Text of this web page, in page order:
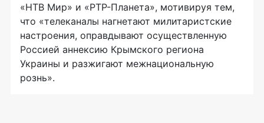
«НТВ Мир» и «РТР-Планета», мотивируя тем,
что «телеканалы нагнетают милитаристские
настроения, оправдывают осуществленную
Россией аннексию Крымского региона
Украины и разжигают межнациональную
рознь».